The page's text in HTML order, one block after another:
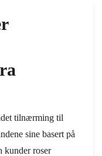
tilnærming til
sine basert på
kunder roser